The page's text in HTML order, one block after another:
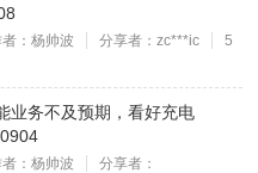
者：杨帅波 分享者：zc***ic
5
业务不及预期，看好充电
者：杨帅波
分享者：